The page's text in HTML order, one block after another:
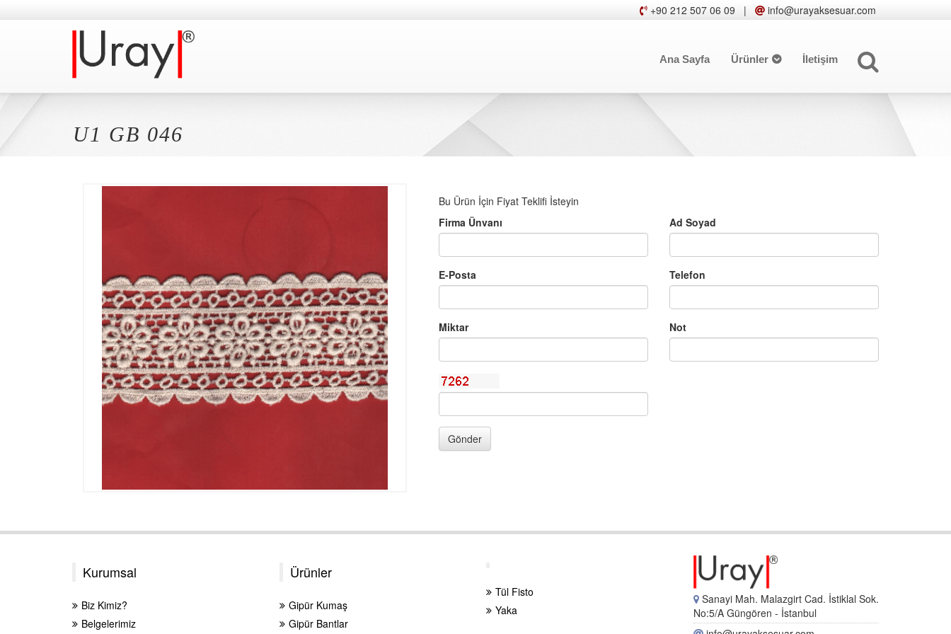
+90 212 507 06 09 | info@urayaksesuar.com
Ana Sayfa Ürünler İletişim
U1 GB 046
Bu Ürün İçin Fiyat Teklifi İsteyin
Firma Ünvanı
Ad Soyad
E-Posta Telefon
Miktar Not
Gönder
Kurumsal
Biz Kimiz?
Belgelerimiz
Ürünler
Gipür Kumaş
Gipür Bantlar
Tül Fisto
Yaka
Sanayi Mah. Malazgirt Cad. İstiklal Sok.
No:5/A Güngören - İstanbul